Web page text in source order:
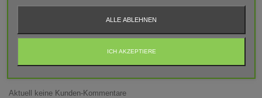
geeignet! Erstickungsgefahr Aufgrund verschluckbarer und
Aktuell keine Kunden-Kommentare
ALLE ABLEHNEN
ICH AKZEPTIERE